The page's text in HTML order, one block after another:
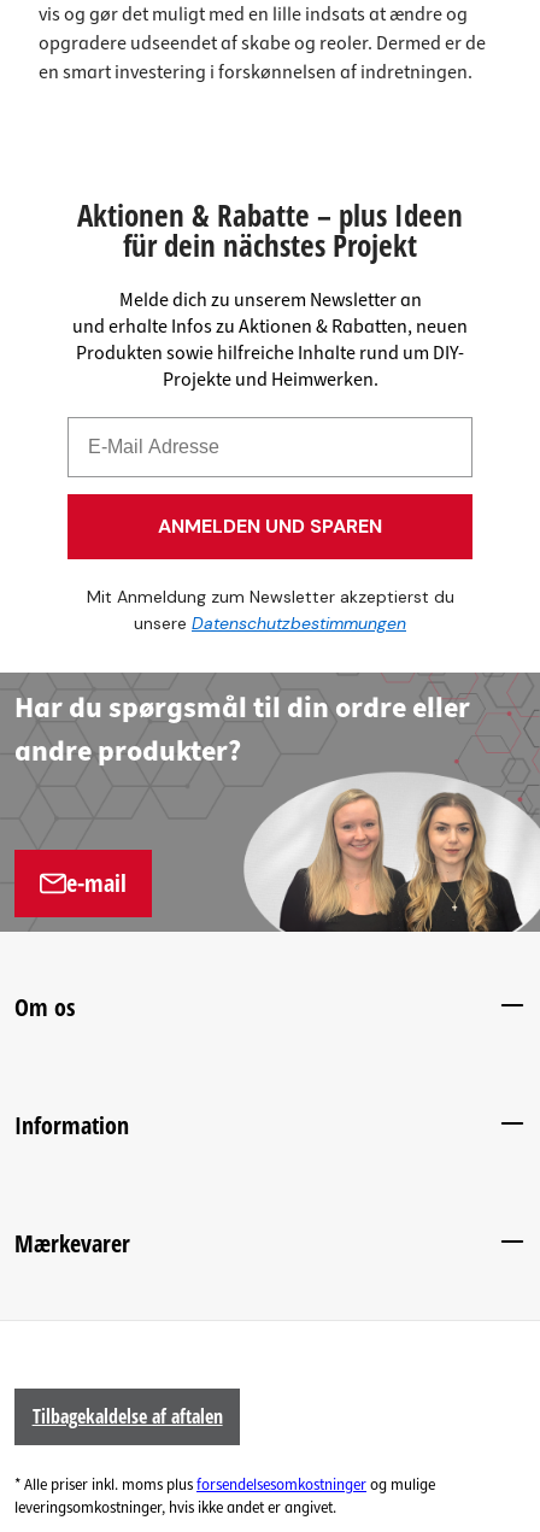
vis og gør det muligt med en lille indsats at ændre og
opgradere udseendet af skabe og reoler. Dermed er de
en smart investering i forskønnelsen af indretningen.
Aktionen & Rabatte – plus Ideen
für dein nächstes Projekt
Melde dich zu unserem Newsletter an
und erhalte Infos zu Aktionen & Rabatten, neuen
Produkten sowie hilfreiche Inhalte rund um DIY-
Projekte und Heimwerken.
ANMELDEN UND SPAREN
Mit Anmeldung zum Newsletter akzeptierst du
unsere Datenschutzbestimmungen
Har du spørgsmål til din ordre eller
andre produkter?
e-mail
Om os
Information
Mærkevarer
Tilbagekaldelse af aftalen
* Alle priser inkl. moms plusforsendelsesomkostningerog mulige
leveringsomkostninger, hvis ikke andet er angivet.